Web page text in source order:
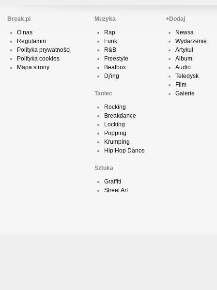
Break.pl
O nas
Regulamin
Polityka prywatności
Polityka cookies
Mapa strony
Muzyka
Rap
Funk
R&B
Freestyle
Beatbox
Dj'ing
Taniec
Rocking
Breakdance
Locking
Popping
Krumping
Hip Hop Dance
Sztuka
Graffiti
Street Art
+Dodaj
Newsa
Wydarzenie
Artykuł
Album
Audio
Teledysk
Film
Galerie